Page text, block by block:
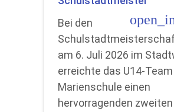
Bei den
am 6. Juli 2026 im
erreichte das U14-
Marienschule einen
hervorragenden